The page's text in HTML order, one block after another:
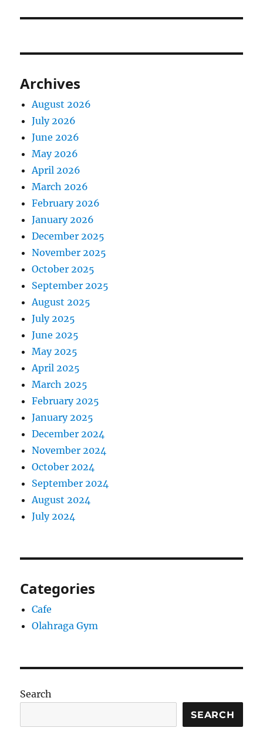
Archives
August 2026
July 2026
June 2026
May 2026
April 2026
March 2026
February 2026
January 2026
December 2025
November 2025
October 2025
September 2025
August 2025
July 2025
June 2025
May 2025
April 2025
March 2025
February 2025
January 2025
December 2024
November 2024
October 2024
September 2024
August 2024
July 2024
Categories
Cafe
Olahraga Gym
Search
SEARCH